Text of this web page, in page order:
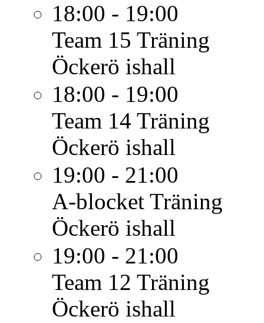
18:00 - 19:00
Team 15 Träning
Öckerö ishall
18:00 - 19:00
Team 14 Träning
Öckerö ishall
19:00 - 21:00
A-blocket Träning
Öckerö ishall
19:00 - 21:00
Team 12 Träning
Öckerö ishall